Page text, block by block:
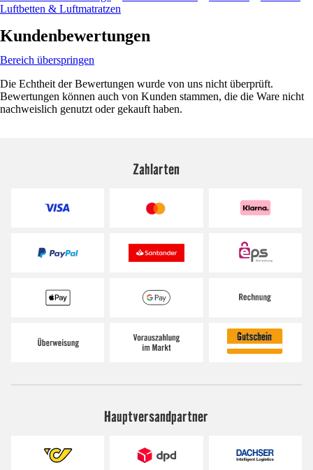
Luftbetten & Luftmatratzen
Kundenbewertungen
Bereich überspringen
Die Echtheit der Bewertungen wurde von uns nicht überprüft.
Bewertungen können auch von Kunden stammen, die die Ware nicht
nachweislich genutzt oder gekauft haben.
Zahlarten
Hauptversandpartner